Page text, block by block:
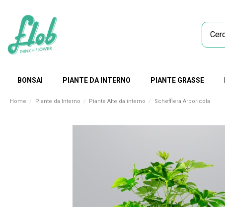
BONSAI PIANTE DA INTERNO PIANTE GRASSE
Home Piante da Interno Piante Alte da interno Schefflera Arboricola